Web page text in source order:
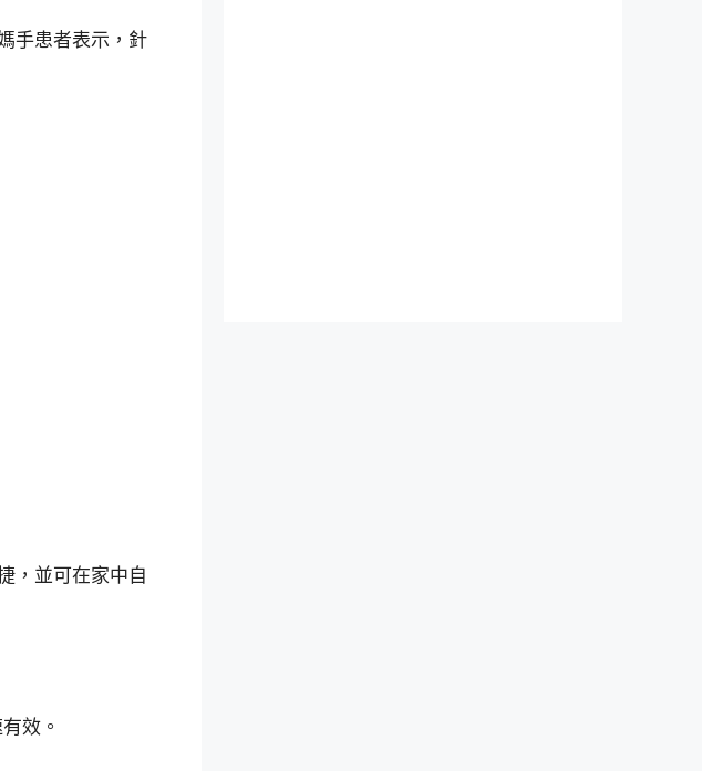
手患者表示，針
，並可在家中自
效。